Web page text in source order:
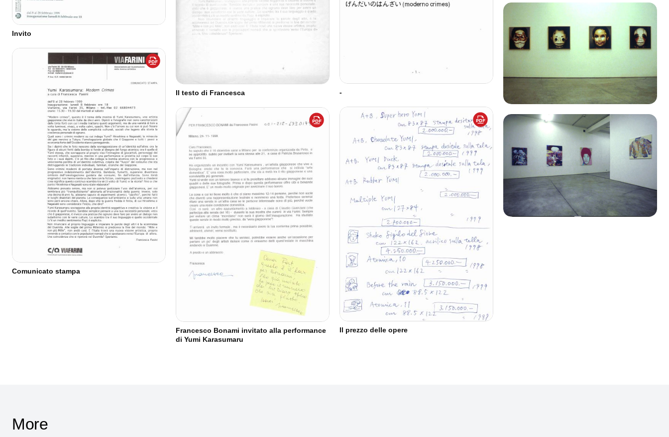
Invito
Comunicato stampa
Il testo di Francesca
Francesco Bonami invitato alla performance
di Yumi Karasumaru
-
Il prezzo delle opere
More